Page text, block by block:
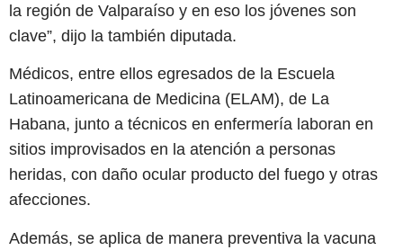
la región de Valparaíso y en eso los jóvenes son
clave”, dijo la también diputada.
Médicos, entre ellos egresados de la Escuela
Latinoamericana de Medicina (ELAM), de La
Habana, junto a técnicos en enfermería laboran en
sitios improvisados en la atención a personas
heridas, con daño ocular producto del fuego y otras
afecciones.
Además, se aplica de manera preventiva la vacuna